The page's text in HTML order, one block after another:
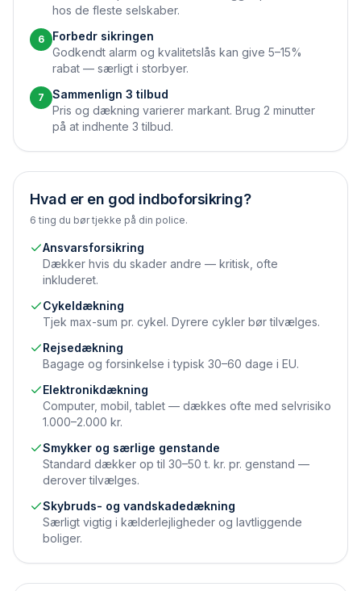
hos de fleste selskaber.
6
Forbedr sikringen
Godkendt alarm og kvalitetslås kan give 5–15%
rabat — særligt i storbyer.
7
Sammenlign 3 tilbud
Pris og dækning varierer markant. Brug 2 minutter
på at indhente 3 tilbud.
Hvad er en god indboforsikring?
6 ting du bør tjekke på din police.
Ansvarsforsikring
Dækker hvis du skader andre — kritisk, ofte
inkluderet.
Cykeldækning
Tjek max-sum pr. cykel. Dyrere cykler bør tilvælges.
Rejsedækning
Bagage og forsinkelse i typisk 30–60 dage i EU.
Elektronikdækning
Computer, mobil, tablet — dækkes ofte med selvrisiko
1.000–2.000 kr.
Smykker og særlige genstande
Standard dækker op til 30–50 t. kr. pr. genstand —
derover tilvælges.
Skybruds- og vandskadedækning
Særligt vigtig i kælderlejligheder og lavtliggende
boliger.